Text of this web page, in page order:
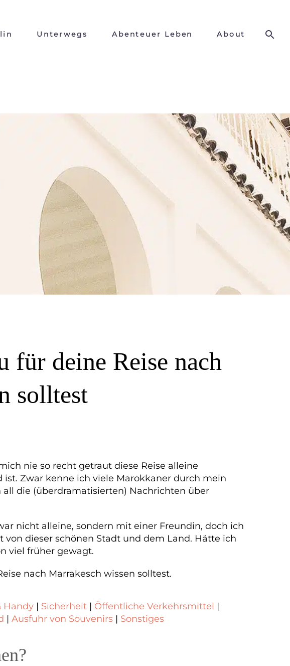
Unterwegs Abenteuer Leben About
für deine Reise nach
solltest
nie so recht getraut diese Reise alleine
Zwar kenne ich viele Marokkaner durch mein
die (überdramatisierten) Nachrichten über
nicht alleine, sondern mit einer Freundin, doch ich
dieser schönen Stadt und dem Land. Hätte ich
viel früher gewagt.
nach Marrakesch wissen solltest.
Handy| Sicherheit| Öffentliche Verkehrsmittel |
| Ausfuhr von Souvenirs| Sonstiges